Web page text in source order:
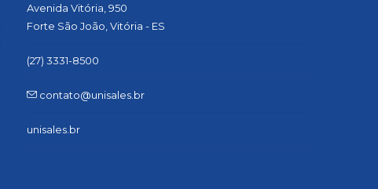
Avenida Vitória, 950
Forte São João, Vitória - ES
(27) 3331-8500
contato@unisales.br
unisales.br